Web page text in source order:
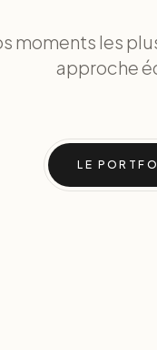
moments les
approche
LE